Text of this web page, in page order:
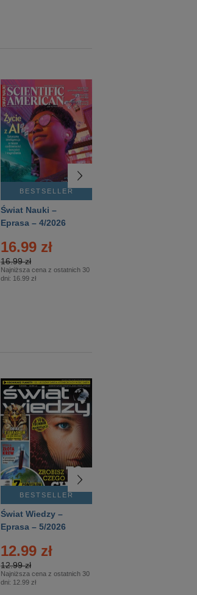
BESTSELLER
Świat Nauki –
Eprasa – 4/2026
16.99 zł
16.99 zł
Najniższa cena z ostatnich 30
dni: 16.99 zł
BESTSELLER
Świat Wiedzy –
Eprasa – 5/2026
12.99 zł
12.99 zł
Najniższa cena z ostatnich 30
dni: 12.99 zł